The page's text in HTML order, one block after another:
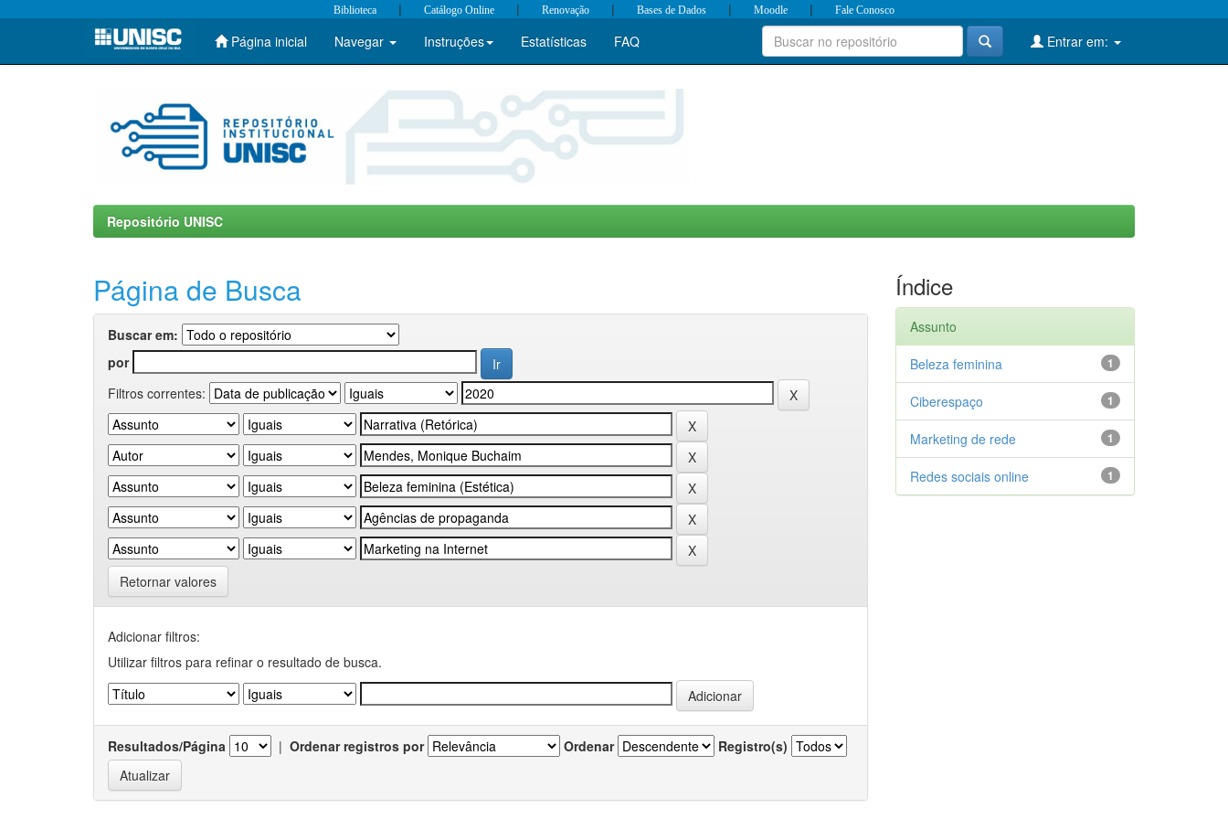
Skip
Biblioteca | Catálogo Online | Renovação | Bases de Dados | Moodle | Fale Conosco
Página inicial Navegar Instruções Estatísticas FAQ Entrar em:
Repositório UNISC
Página de Busca
Buscar em:
por
Filtros correntes:
Retornar valores
Adicionar filtros:
Utilizar filtros para refinar o resultado de busca.
Resultados/Página | Ordenar registros por Ordenar Registro(s)
Índice
Assunto
1
Beleza feminina
1
Ciberespaço
1
Marketing de rede
1
Redes sociais online